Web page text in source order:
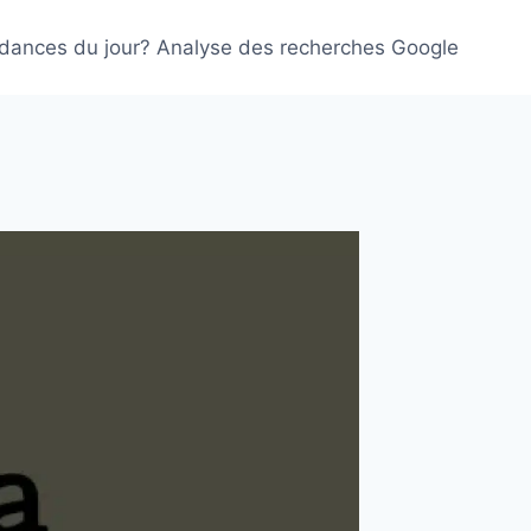
du jour? Analyse des recherches Google